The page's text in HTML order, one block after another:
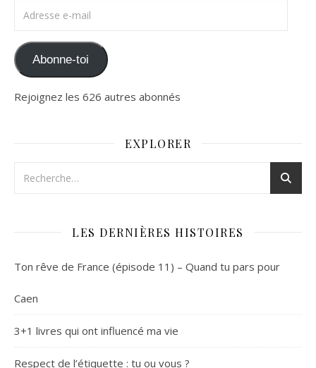
Abonne-toi
Rejoignez les 626 autres abonnés
EXPLORER
LES DERNIÈRES HISTOIRES
Ton rêve de France (épisode 11) – Quand tu pars pour
Caen
3+1 livres qui ont influencé ma vie
Respect de l’étiquette : tu ou vous ?